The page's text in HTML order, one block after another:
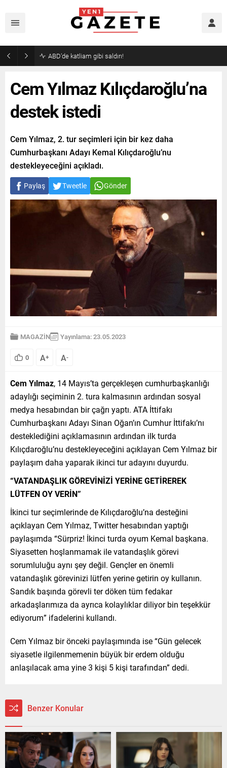
Akaryakıtta indirim bekleyenlere kötü haber!
Cem Yılmaz Kılıçdaroğlu’na
destek istedi
Cem Yılmaz, 2. tur seçimleri için bir kez daha
Cumhurbaşkanı Adayı Kemal Kılıçdaroğlu’nu
destekleyeceğini açıkladı.
Paylaş Tweetle Gönder
MAGAZİN Yayınlama: 23.05.2023
0 A+ A-
Cem Yılmaz, 14 Mayıs’ta gerçekleşen cumhurbaşkanlığı
adaylığı seçiminin 2. tura kalmasının ardından sosyal
medya hesabından bir çağrı yaptı. ATA İttifakı
Cumhurbaşkanı Adayı Sinan Oğan’ın Cumhur İttifakı’nı
desteklediğini açıklamasının ardından ilk turda
Kılıçdaroğlu’nu destekleyeceğini açıklayan Cem Yılmaz bir
paylaşım daha yaparak ikinci tur adayını duyurdu.
“VATANDAŞLIK GÖREVİNİZİ YERİNE GETİREREK
LÜTFEN OY VERİN”
İkinci tur seçimlerinde de Kılıçdaroğlu’na desteğini
açıklayan Cem Yılmaz, Twitter hesabından yaptığı
paylaşımda “Sürpriz! İkinci turda oyum Kemal başkana.
Siyasetten hoşlanmamak ile vatandaşlık görevi
sorumluluğu aynı şey değil. Gençler en önemli
vatandaşlık görevinizi lütfen yerine getirin oy kullanın.
Sandık başında görevli ter döken tüm fedakar
arkadaşlarımıza da ayrıca kolaylıklar diliyor bin teşekkür
ediyorum” ifadelerini kullandı.
Cem Yılmaz bir önceki paylaşımında ise “Gün gelecek
siyasetle ilgilenmemenin büyük bir erdem olduğu
anlaşılacak ama yine 3 kişi 5 kişi tarafından” dedi.
Benzer Konular